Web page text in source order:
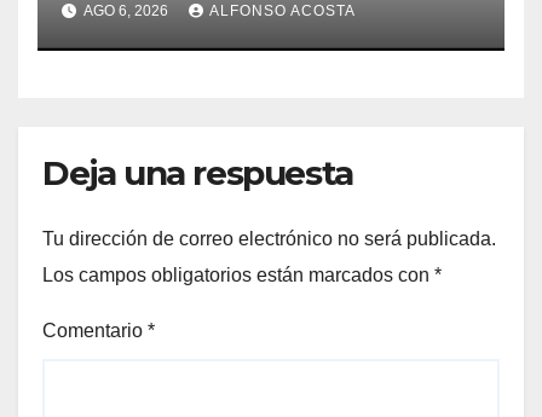
AGO 6, 2026 ALFONSO ACOSTA
Deja una respuesta
Tu dirección de correo electrónico no será publicada.
Los campos obligatorios están marcados con *
Comentario *